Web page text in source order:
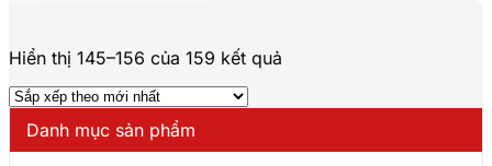
Hiển thị 145–156 của 159 kết quả
Danh mục sản phẩm